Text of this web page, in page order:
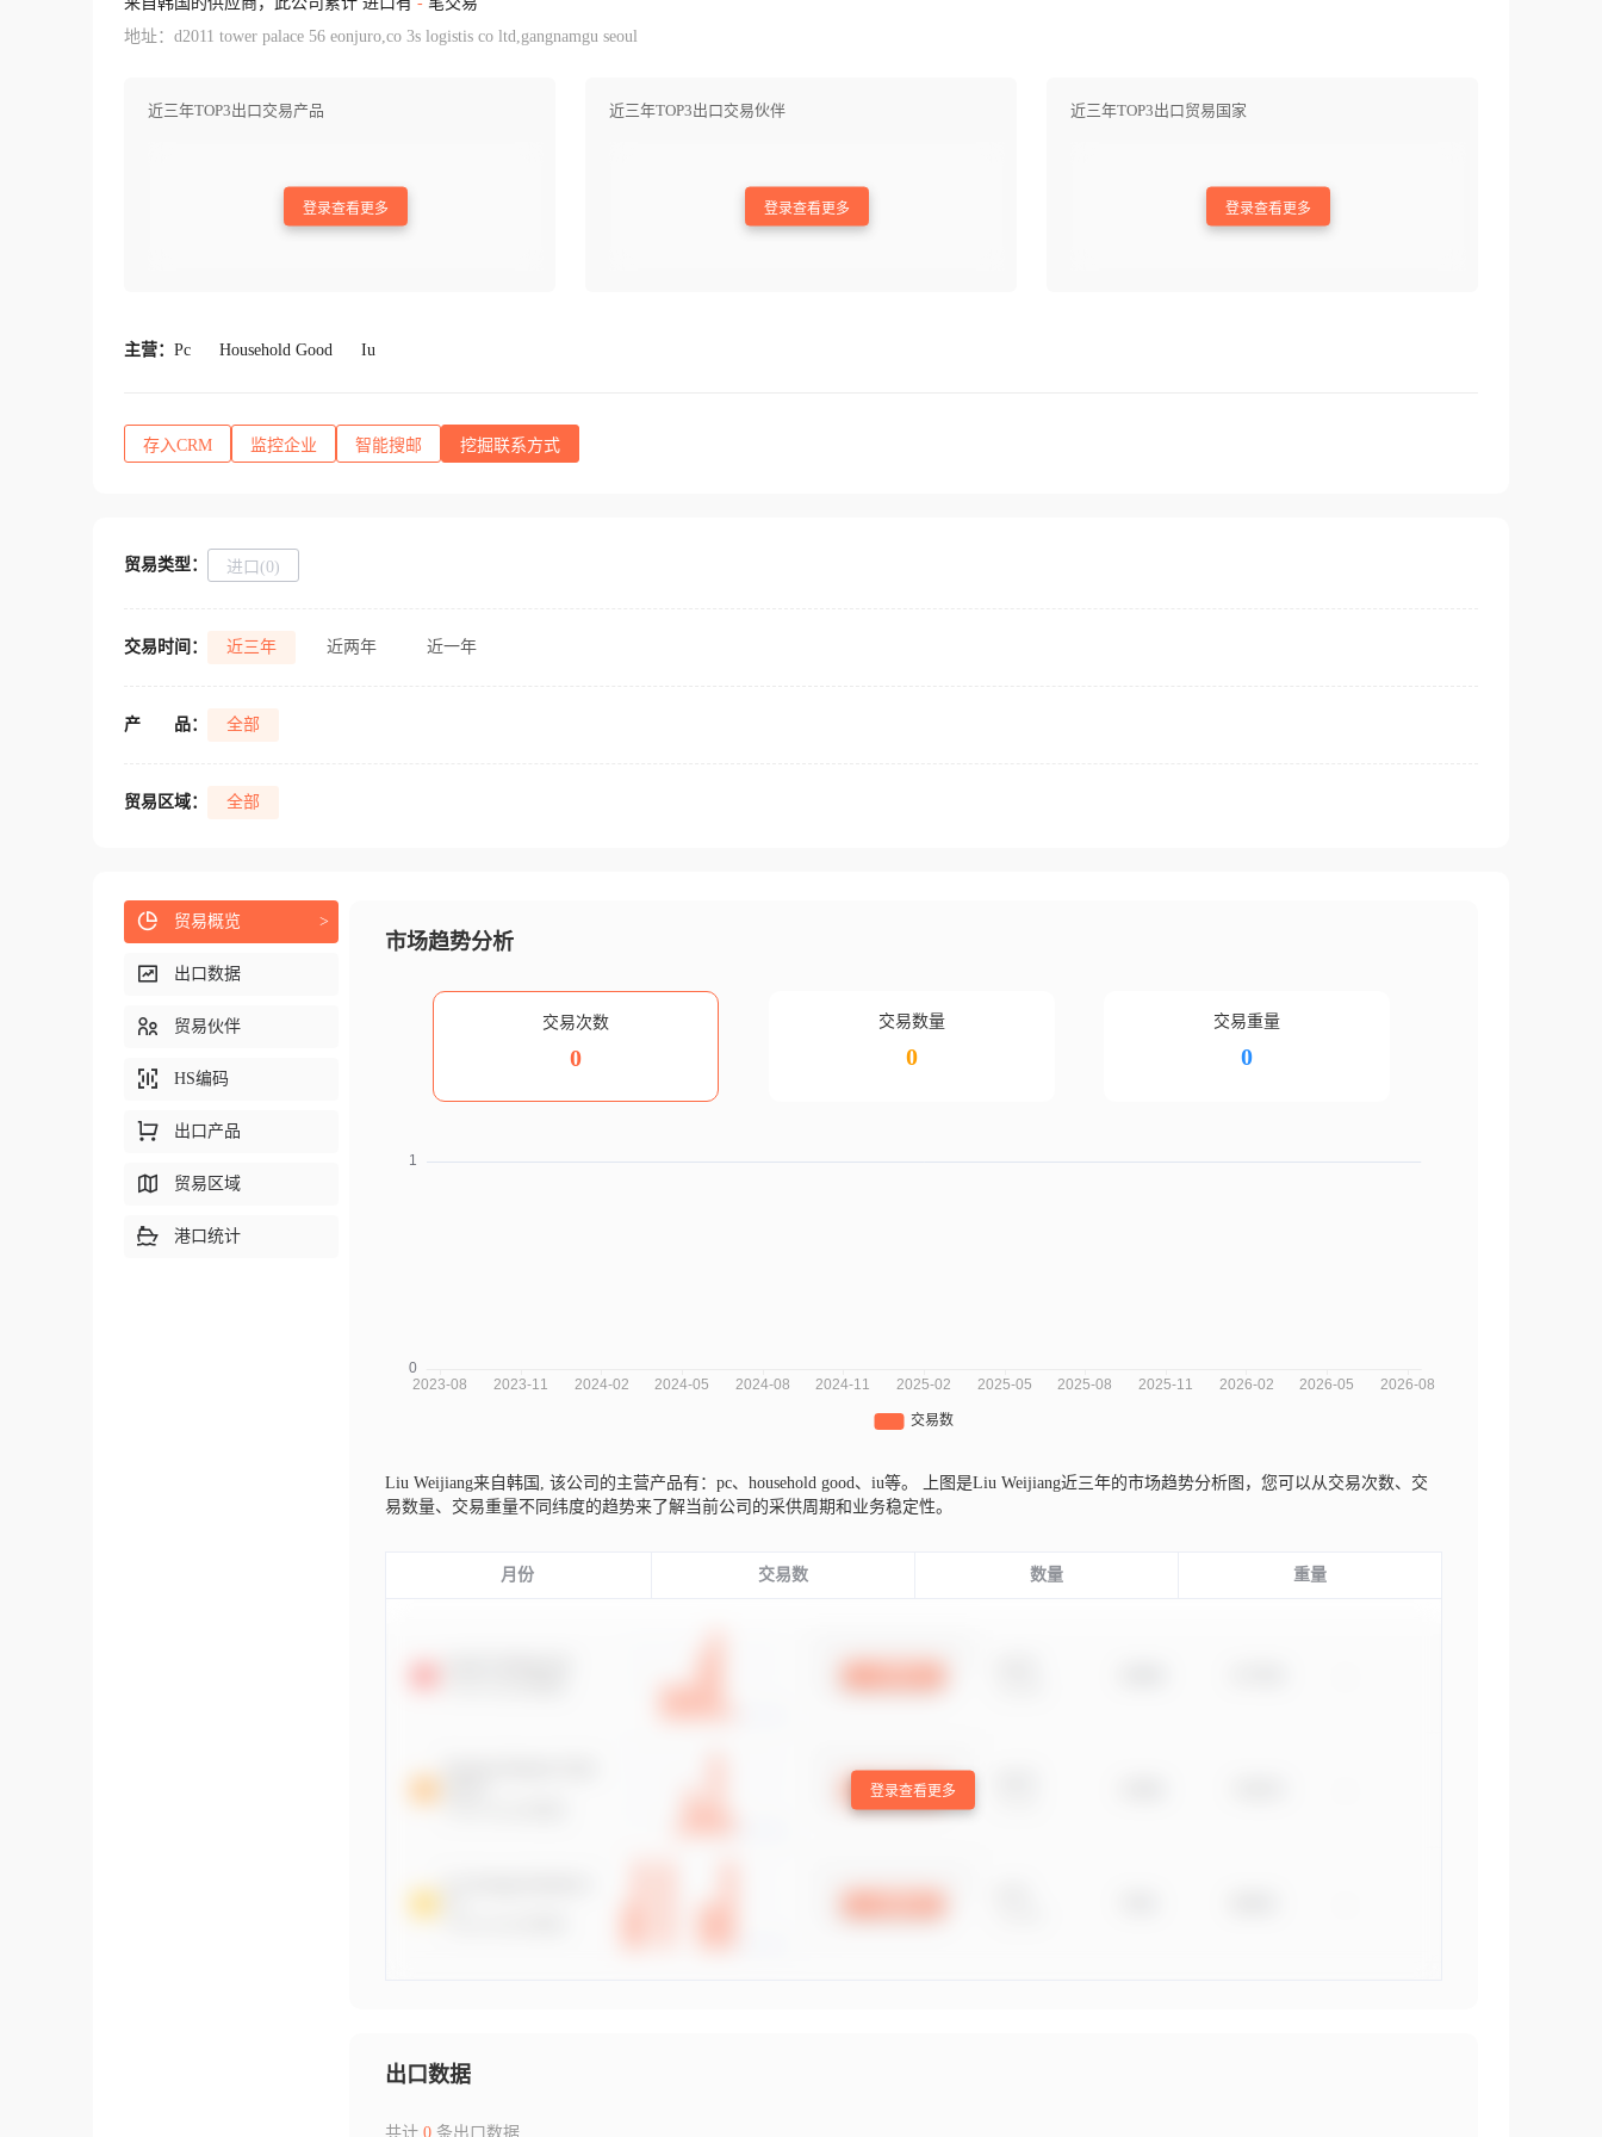
地址：d2011 tower palace 56 eonjuro,co 3s logistis co ltd,gangnamgu seoul
近三年TOP3出口交易产品
登录查看更多
近三年TOP3出口交易伙伴
登录查看更多
近三年TOP3出口贸易国家
登录查看更多
主营： Pc Household Good Iu
存入CRM 监控企业 智能搜邮 挖掘联系方式
贸易类型： 进口(0)
交易时间： 近三年 近两年 近一年
产 品： 全部
贸易区域： 全部
市场趋势分析
交易次数
0
交易数量
0
交易重量
0
Liu Weijiang来自韩国, 该公司的主营产品有：pc、household good、iu等。
上图是Liu Weijiang近三年的市场趋势分析图，您可以从交易次数、交
易数量、交易重量不同纬度的趋势来了解当前公司的采供周期和业务稳定性。
月份 交易数 数量 重量
登录查看更多
出口数据
共计 0条出口数据
贸易概览 >
出口数据
贸易伙伴
HS编码
出口产品
贸易区域
港口统计